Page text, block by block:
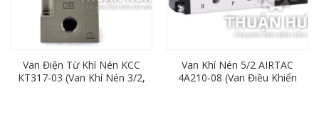
Van Điện Từ Khí Nén KCC
KT317-03 (Van Khí Nén 3/2,
Van Khí Nén 5/2 AIRTAC
4A210-08 (Van Điều Khiển